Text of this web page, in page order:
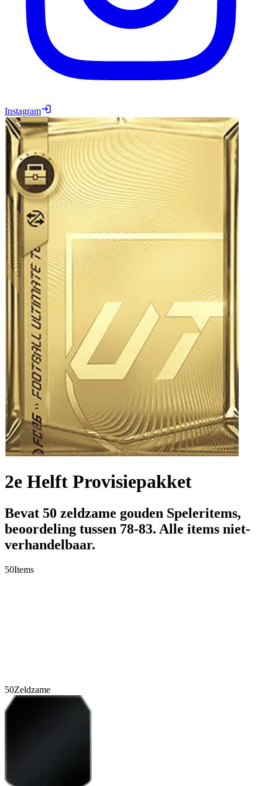
Instagram
2e Helft Provisiepakket
Bevat 50 zeldzame gouden Speleritems,
beoordeling tussen 78-83. Alle items niet-
verhandelbaar.
50Items
50Zeldzame